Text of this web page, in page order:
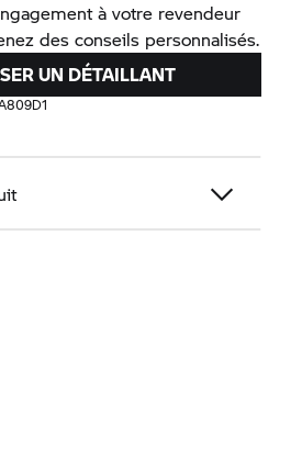
à votre revendeur
des conseils personnalisés.
UN DÉTAILLANT